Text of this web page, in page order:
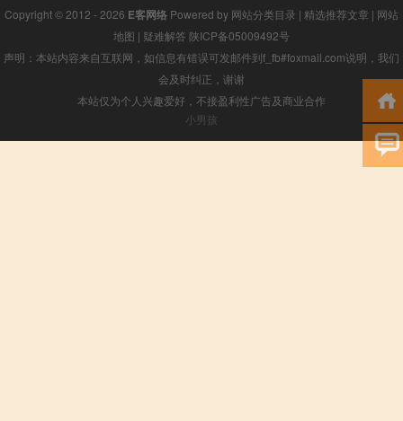
Copyright © 2012 - 2026 E客网络 Powered by 网站分类目录 | 精选推荐文章 | 网站
地图 | 疑难解答 陕ICP备05009492号
声明：本站内容来自互联网，如信息有错误可发邮件到f_fb#foxmail.com说明，我们
会及时纠正，谢谢
本站仅为个人兴趣爱好，不接盈利性广告及商业合作
小男孩